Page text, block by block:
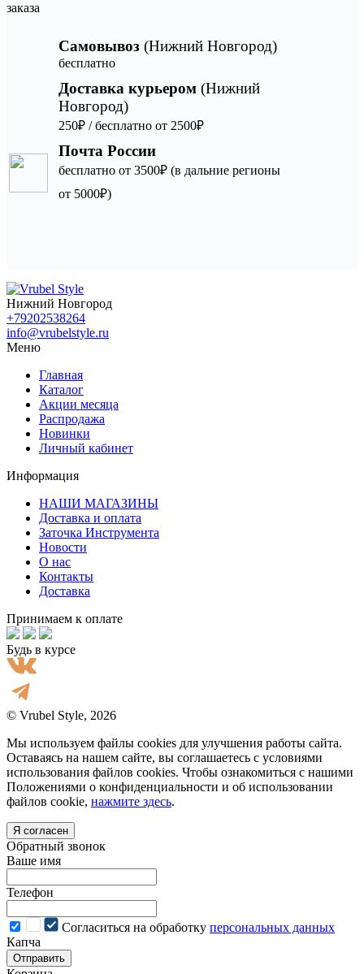
заказа
Самовывоз (Нижний Новгород)
бесплатно
Доставка курьером (Нижний
Новгород)
250₽ / бесплатно от 2500₽
Почта России
бесплатно от 3500₽ (в дальние регионы
от 5000₽)
Нижний Новгород
+79202538264
info@vrubelstyle.ru
Меню
Главная
Каталог
Акции месяца
Распродажа
Новинки
Личный кабинет
Информация
НАШИ МАГАЗИНЫ
Доставка и оплата
Заточка Инструмента
Новости
О нас
Контакты
Доставка
Принимаем к оплате
Будь в курсе
© Vrubel Style, 2026
Мы используем файлы cookies для улучшения работы сайта.
Оставаясь на нашем сайте, вы соглашаетесь с условиями
использования файлов cookies. Чтобы ознакомиться с нашими
Положениями о конфиденциальности и об использовании
файлов cookie, нажмите здесь.
Я согласен
Обратный звонок
Ваше имя
Телефон
Cогласиться на обработку персональных данных
Капча
Отправить